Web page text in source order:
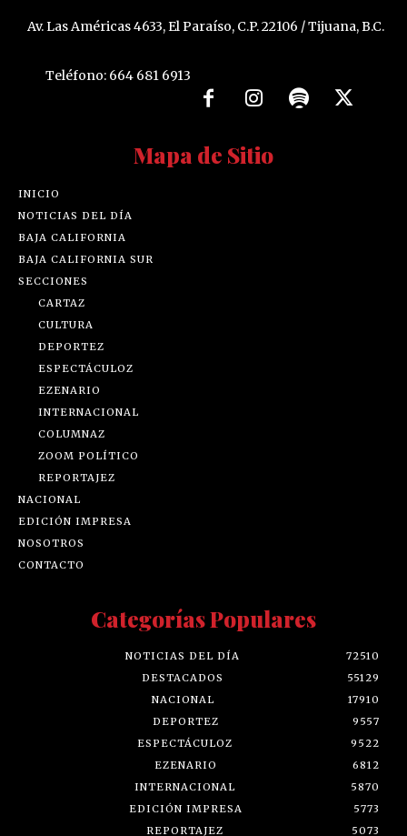
Av. Las Américas 4633, El Paraíso, C.P. 22106 / Tijuana, B.C.
Teléfono: 664 681 6913
Mapa de Sitio
INICIO
NOTICIAS DEL DÍA
BAJA CALIFORNIA
BAJA CALIFORNIA SUR
SECCIONES
CARTAZ
CULTURA
DEPORTEZ
ESPECTÁCULOZ
EZENARIO
INTERNACIONAL
COLUMNAZ
ZOOM POLÍTICO
REPORTAJEZ
NACIONAL
EDICIÓN IMPRESA
NOSOTROS
CONTACTO
Categorías Populares
NOTICIAS DEL DÍA
72510
DESTACADOS
55129
NACIONAL
17910
DEPORTEZ
9557
ESPECTÁCULOZ
9522
EZENARIO
6812
INTERNACIONAL
5870
EDICIÓN IMPRESA
5773
REPORTAJEZ
5073